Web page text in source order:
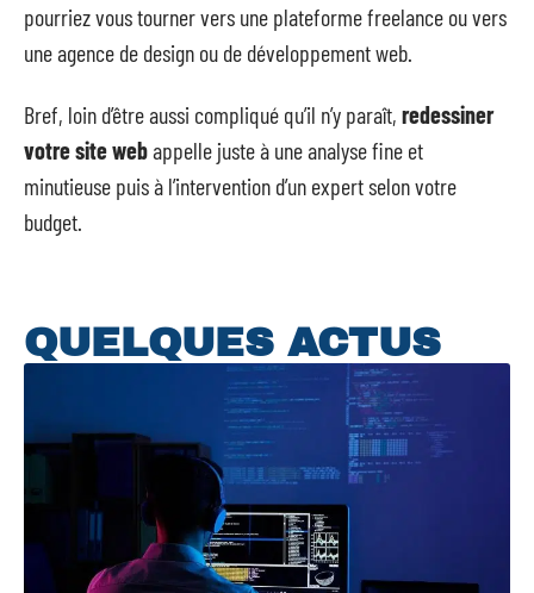
pourriez vous tourner vers une plateforme freelance ou vers
une agence de design ou de développement web.
Bref, loin d’être aussi compliqué qu’il n’y paraît, redessiner
votre site webappelle juste à une analyse fine et
minutieuse puis à l’intervention d’un expert selon votre
budget.
QUELQUES ACTUS